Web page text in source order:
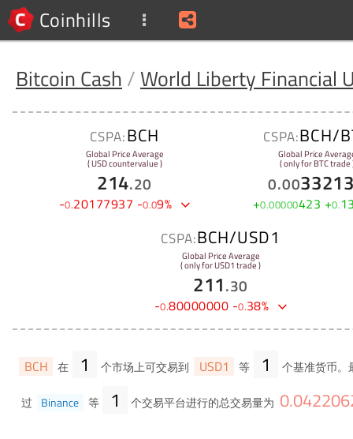
Coinhills
Bitcoin Cash / World Liberty Financial
CSPA:BCH
Global Price Average
( USD countervalue )
214.20
-0.20177937 -0.09%
CSPA:BCH/
Global Price
( only for BTC trade
0.00
+0.00000423 +0.
CSPA:BCH/USD1
Global Price Average
( only for USD1 trade )
211.30
-0.80000000 -0.38%
BCH 在 1 个市场上可交易到 USD1 等 1 个基准货币。
过 Binance 等 1 个交易平台进行的总交易量为 0.